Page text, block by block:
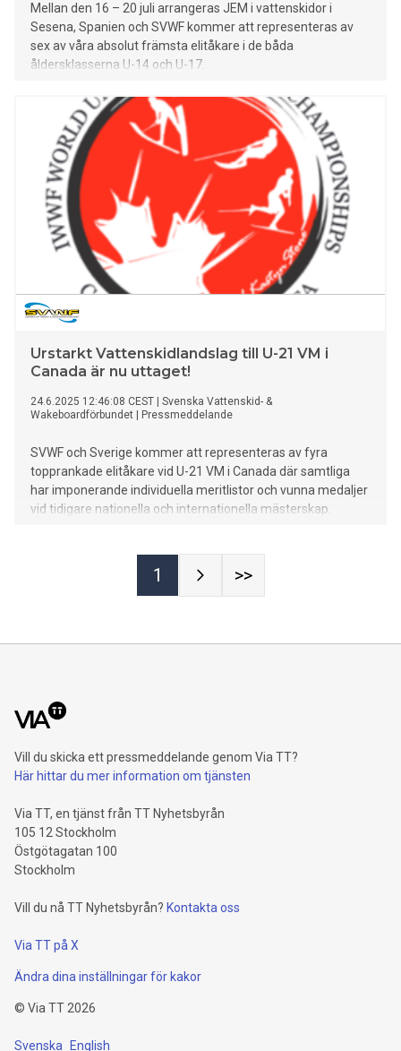
Mellan den 16 – 20 juli arrangeras JEM i vattenskidor i
Sesena, Spanien och SVWF kommer att representeras av
sex av våra absolut främsta elitåkare i de båda
åldersklasserna U-14 och U-17.
Urstarkt Vattenskidlandslag till U-21 VM i
Canada är nu uttaget!
24.6.2025 12:46:08 CEST
Svenska Vattenskid- &
Wakeboardförbundet
Pressmeddelande
SVWF och Sverige kommer att representeras av fyra
topprankade elitåkare vid U-21 VM i Canada där samtliga
har imponerande individuella meritlistor och vunna medaljer
vid tidigare nationella och internationella mästerskap.
1 >>
Vill du skicka ett pressmeddelande genom Via TT?
Här hittar du mer information om tjänsten
Via TT, en tjänst från TT Nyhetsbyrån
105 12 Stockholm
Östgötagatan 100
Stockholm
Vill du nå TT Nyhetsbyrån? Kontakta oss
Via TT på X
Ändra dina inställningar för kakor
© Via TT2026
Svenska English